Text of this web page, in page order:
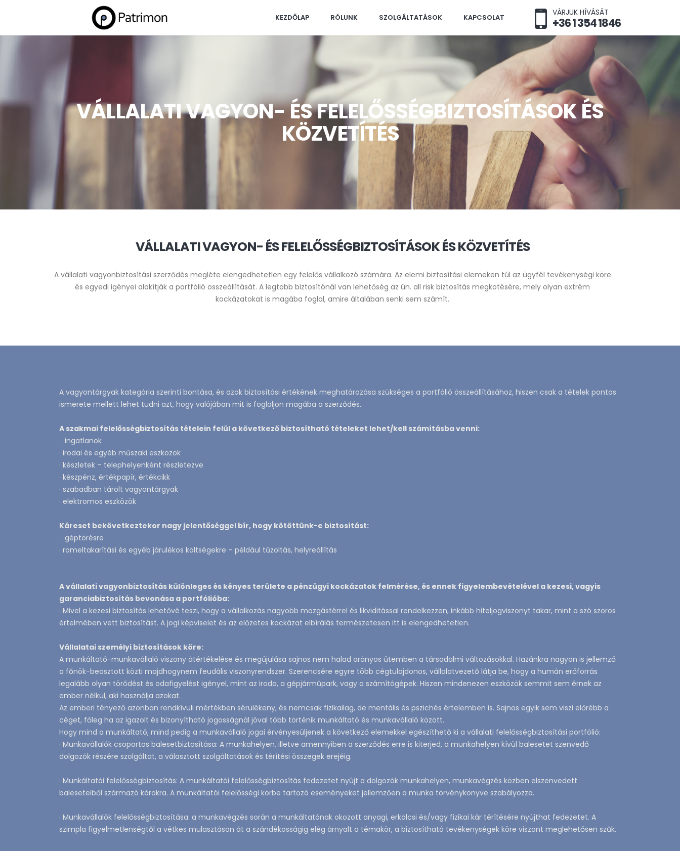
KEZDŐLAP RÓLUNK SZOLGÁLTATÁSOK KAPCSOLAT
VÁRJUK HÍVÁSÁT
+36 1 354 1846
VÁLLALATI VAGYON- ÉS FELELŐSSÉGBIZTOSÍTÁSOK ÉS
KÖZVETÍTÉS
VÁLLALATI VAGYON- ÉS FELELŐSSÉGBIZTOSÍTÁSOK ÉS KÖZVETÍTÉS
A vállalati vagyonbiztosítási szerződés megléte elengedhetetlen egy felelős vállalkozó számára. Az elemi biztosítási elemeken túl az ügyfél tevékenységi köre
és egyedi igényei alakítják a portfólió összeállítását. A legtöbb biztosítónál van lehetőség az ún. all risk biztosítás megkötésére, mely olyan extrém
kockázatokat is magába foglal, amire általában senki sem számít.
A vagyontárgyak kategória szerinti bontása, és azok biztosítási értékének meghatározása szükséges a portfólió összeállításához, hiszen csak a tételek pontos
ismerete mellett lehet tudni azt, hogy valójában mit is foglaljon magába a szerződés.
A szakmai felelősségbiztosítás tételein felül a következő biztosítható tételeket lehet/kell számításba venni:
· ingatlanok
· irodai és egyéb műszaki eszközök
· készletek – telephelyenként részletezve
· készpénz, értékpapír, értékcikk
· szabadban tárolt vagyontárgyak
· elektromos eszközök
Káreset bekövetkeztekor nagy jelentőséggel bír, hogy kötöttünk-e biztosítást:
· géptörésre
· romeltakarítási és egyéb járulékos költségekre – például tűzoltás, helyreállítás
A vállalati vagyonbiztosítás különleges és kényes területe a pénzügyi kockázatok felmérése, és ennek figyelembevételével a kezesi, vagyis
garanciabiztosítás bevonása a portfólióba:
· Mivel a kezesi biztosítás lehetővé teszi, hogy a vállalkozás nagyobb mozgástérrel és likviditással rendelkezzen, inkább hiteljogviszonyt takar, mint a szó szoros
értelmében vett biztosítást. A jogi képviselet és az előzetes kockázat elbírálás természetesen itt is elengedhetetlen.
Vállalatai személyi biztosítások köre:
A munkáltató-munkavállaló viszony átértékelése és megújulása sajnos nem halad arányos ütemben a társadalmi változásokkal. Hazánkra nagyon is jellemző
a főnök-beosztott közti majdhogynem feudális viszonyrendszer. Szerencsére egyre több cégtulajdonos, vállalatvezető látja be, hogy a humán erőforrás
legalább olyan törődést és odafigyelést igényel, mint az iroda, a gépjárműpark, vagy a számítógépek. Hiszen mindenezen eszközök semmit sem érnek az
ember nélkül, aki használja azokat.
Az emberi tényező azonban rendkívüli mértékben sérülékeny, és nemcsak fizikailag, de mentális és pszichés értelemben is. Sajnos egyik sem viszi előrébb a
céget, főleg ha az igazolt és bizonyítható jogosságnál jóval több történik munkáltató és munkavállaló között.
Hogy mind a munkáltató, mind pedig a munkavállaló jogai érvényesüljenek a következő elemekkel egészíthető ki a vállalati felelősségbiztosítási portfólió:
· Munkavállalók csoportos balesetbiztosítása: A munkahelyen, illetve amennyiben a szerződés erre is kiterjed, a munkahelyen kívül balesetet szenvedő
dolgozók részére szolgáltat, a választott szolgáltatások és térítési összegek erejéig.
· Munkáltatói felelősségbiztosítás: A munkáltatói felelősségbiztosítás fedezetet nyújt a dolgozók munkahelyen, munkavégzés közben elszenvedett
baleseteiből származó károkra. A munkáltatói felelősségi körbe tartozó eseményeket jellemzően a munka törvénykönyve szabályozza.
· Munkavállalók felelősségbiztosítása: a munkavégzés során a munkáltatónak okozott anyagi, erkölcsi és/vagy fizikai kár térítésére nyújthat fedezetet. A
szimpla figyelmetlenségtől a vétkes mulasztáson át a szándékosságig elég árnyalt a témakör, a biztosítható tevékenységek köre viszont meglehetősen szűk.